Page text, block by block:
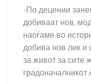
-По децении
добиваат нов,
наоѓаме во
добива нов лик и
за живот за сите
градоначалникот